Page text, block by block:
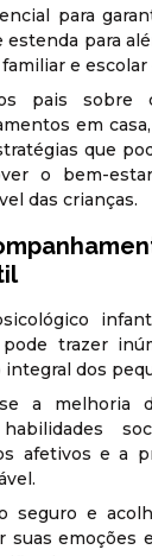
para
para
e escolar
pais sobre
em
que
o bem-
das crianças.
pode trazer
dos
a melhoria
afetivos e a
seguro e
suas emoções